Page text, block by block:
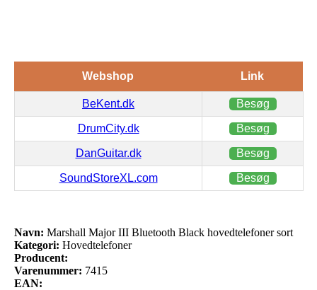
Webshop Link
BeKent.dk Besøg
DrumCity.dk Besøg
DanGuitar.dk Besøg
SoundStoreXL.com Besøg
Navn: Marshall Major III Bluetooth Black hovedtelefoner sort
Kategori: Hovedtelefoner
Producent:
Varenummer: 7415
EAN: